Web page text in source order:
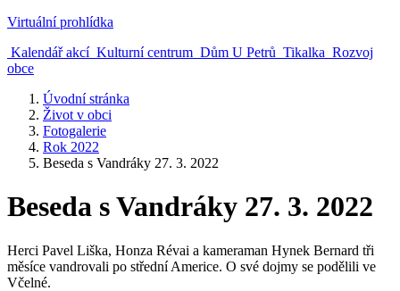
Virtuální prohlídka
Kalendář akcí Kulturní centrum Dům U Petrů Tikalka Rozvoj
obce
Úvodní stránka
Život v obci
Fotogalerie
Rok 2022
Beseda s Vandráky 27. 3. 2022
Beseda s Vandráky 27. 3. 2022
Herci Pavel Liška, Honza Révai a kameraman Hynek Bernard tři
měsíce vandrovali po střední Americe. O své dojmy se podělili ve
Včelné.